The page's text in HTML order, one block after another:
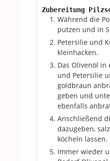
Zubereitung
Während die
putzen und in
Petersilie und
kleinhacken.
Das Olivenöl in
und Petersilie
goldbraun
geben und
ebenfalls
Anschließend
dazugeben,
köcheln lassen.
Immer wieder